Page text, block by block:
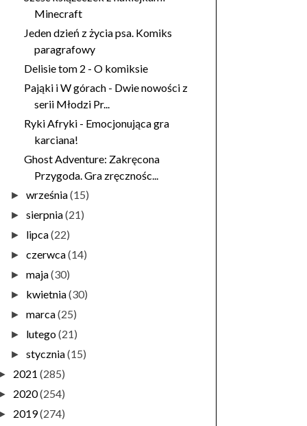
Minecraft
Jeden dzień z życia psa. Komiks
paragrafowy
Delisie tom 2 - O komiksie
Pająki i W górach - Dwie nowości z
serii Młodzi Pr...
Ryki Afryki - Emocjonująca gra
karciana!
Ghost Adventure: Zakręcona
Przygoda. Gra zręcznośc...
►września(15)
►sierpnia(21)
► lipca(22)
►czerwca(14)
►maja(30)
► kwietnia(30)
►marca(25)
► lutego(21)
►stycznia(15)
2021 (285)
2020(254)
2019(274)